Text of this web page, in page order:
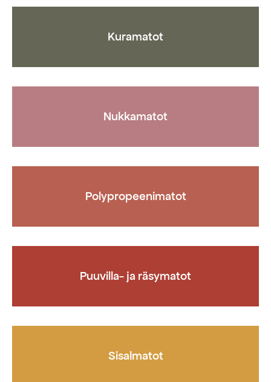
Kuramatot
Nukkamatot
Polypropeenimatot
Puuvilla- ja räsymatot
Sisalmatot